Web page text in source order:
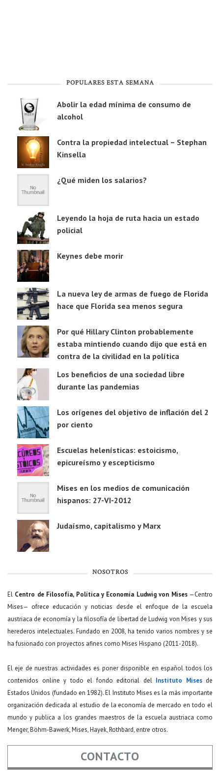
POPULARES ESTA SEMANA
Abolir la edad mínima de consumo de
alcohol
Contra la propiedad intelectual – Stephan
Kinsella
¿Qué miden los salarios?
Leyendo la hoja de ruta hacia un estado
policial
Keynes debe morir
La nueva ley de armas de fuego de Florida
hace que Florida sea menos segura
Por qué Hillary Clinton probablemente
estaba mintiendo cuando dijo que está en
contra de la civilidad en la política
Los beneficios de una sociedad libre
durante las pandemias
Los orígenes del objetivo de inflación del 2
por ciento
Escuelas helenísticas: estoicismo,
epicureísmo y escepticismo
Mises en los medios de comunicación
hispanos: 27-VI-2012
Judaísmo, capitalismo y Marx
NOSOTROS
El Centro de Filosofía, Política y Economía Ludwig von Mises—Centro
Mises— ofrece educación y noticias desde el enfoque de la escuela
austriaca de economía y la filosofía de libertad de Ludwig von Mises y sus
herederos intelectuales. Fundado en 2008, ha tenido varios nombres y se
ha fusionado con proyectos afines como Mises Hispano (2011-2018).
El eje de nuestras actividades es poner disponible en español todos los
contenidos online y todo el fondo editorial del Instituto Misesde
Estados Unidos (fundado en 1982). El Instituto Mises es la más importante
organización dedicada al estudio de la economía de mercado en todo el
mundo y publica a los grandes maestros de la escuela austriaca como
Menger, Böhm-Bawerk, Mises, Hayek, Rothbard, entre otros.
CONTACTO